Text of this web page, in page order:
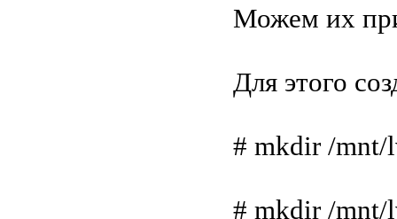
Можем их
Для этого
# mkdir /mnt/
# mkdir /mnt/